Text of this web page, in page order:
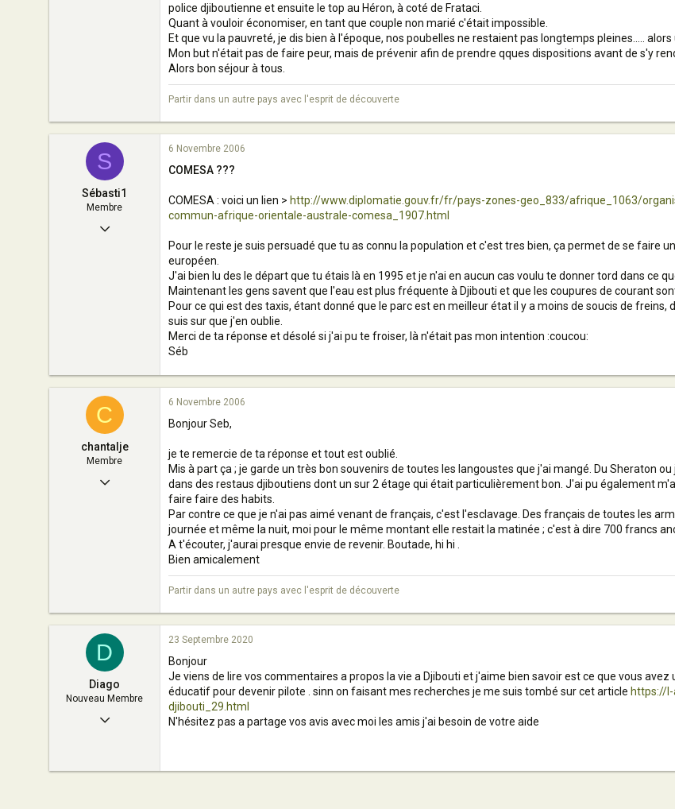
police djiboutienne et ensuite le top au Héron, à coté de Frataci.
Quant à vouloir économiser, en tant que couple non marié c'était impossible.
Et que vu la pauvreté, je dis bien à l'époque, nos poubelles ne restaient pas longtemps pleines..... alors
Mon but n'était pas de faire peur, mais de prévenir afin de prendre qques dispositions avant de s'y
Alors bon séjour à tous.
Partir dans un autre pays avec l'esprit de découverte
S
Sébasti1
Membre
6 Novembre 2006
COMESA ???
COMESA : voici un lien > http://www.diplomatie.gouv.fr/fr/pays-zones-geo_833/afrique_1063/
commun-afrique-orientale-australe-comesa_1907.html
Pour le reste je suis persuadé que tu as connu la population et c'est tres bien, ça permet de se faire
européen.
J'ai bien lu des le départ que tu étais là en 1995 et je n'ai en aucun cas voulu te donner tord dans ce
Maintenant les gens savent que l'eau est plus fréquente à Djibouti et que les coupures de courant
Pour ce qui est des taxis, étant donné que le parc est en meilleur état il y a moins de soucis de
suis sur que j'en oublie.
Merci de ta réponse et désolé si j'ai pu te froiser, là n'était pas mon intention :coucou:
Séb
C
chantalje
Membre
6 Novembre 2006
Bonjour Seb,
je te remercie de ta réponse et tout est oublié.
Mis à part ça ; je garde un très bon souvenirs de toutes les langoustes que j'ai mangé. Du Sheraton
dans des restaus djiboutiens dont un sur 2 étage qui était particulièrement bon. J'ai pu également
faire faire des habits.
Par contre ce que je n'ai pas aimé venant de français, c'est l'esclavage. Des français de toutes les
journée et même la nuit, moi pour le même montant elle restait la matinée ; c'est à dire 700 francs
A t'écouter, j'aurai presque envie de revenir. Boutade, hi hi .
Bien amicalement
Partir dans un autre pays avec l'esprit de découverte
D
Diago
Nouveau Membre
23 Septembre 2020
Bonjour
Je viens de lire vos commentaires a propos la vie a Djibouti et j'aime bien savoir est ce que vous
éducatif pour devenir pilote . sinn on faisant mes recherches je me suis tombé sur cet article https://
djibouti_29.html
N'hésitez pas a partage vos avis avec moi les amis j'ai besoin de votre aide